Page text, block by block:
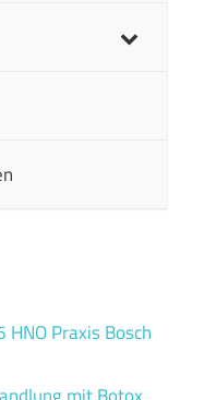
Praxis Bosch